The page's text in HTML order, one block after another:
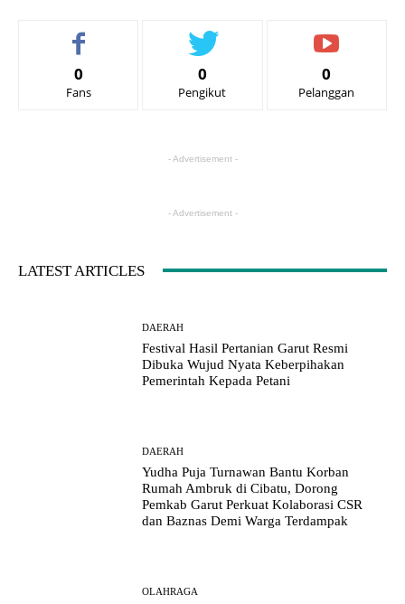
0
Fans
0
Pengikut
0
Pelanggan
- Advertisement -
- Advertisement -
LATEST ARTICLES
DAERAH
Festival Hasil Pertanian Garut Resmi
Dibuka Wujud Nyata Keberpihakan
Pemerintah Kepada Petani
DAERAH
Yudha Puja Turnawan Bantu Korban
Rumah Ambruk di Cibatu, Dorong
Pemkab Garut Perkuat Kolaborasi CSR
dan Baznas Demi Warga Terdampak
OLAHRAGA